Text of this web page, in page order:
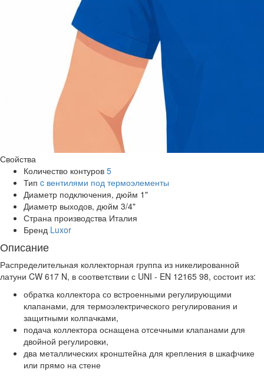
Свойства
Количество контуров 5
Тип c вентилями под термоэлементы
Диаметр подключения, дюйм 1"
Диаметр выходов, дюйм 3/4"
Страна производства Италия
Бренд Luxor
Описание
Распределительная коллекторная группа из никелированной
латуни CW 617 N, в соответствии с UNI - EN 12165 98, состоит из:
обратка коллектора со встроенными регулирующими
клапанами, для термоэлектрического регулирования и
защитными колпачками,
подача коллектора оснащена отсечными клапанами для
двойной регулировки,
два металлических кронштейна для крепления в шкафчике
или прямо на стене